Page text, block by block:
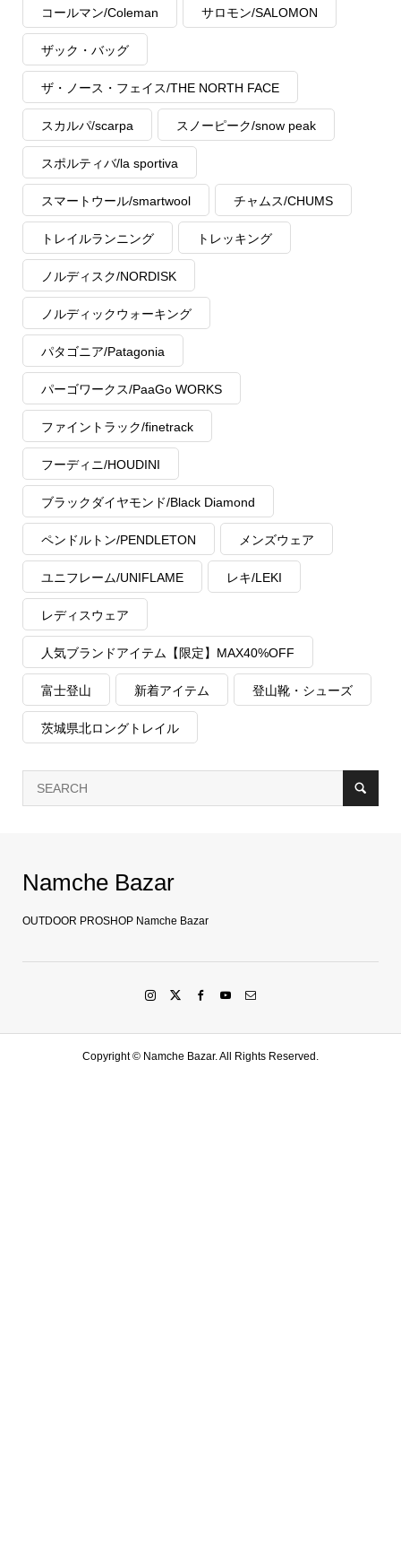
コールマン/Coleman サロモン/SALOMON
ザック・バッグ
ザ・ノース・フェイス/THE NORTH FACE
スカルパ/scarpa スノーピーク/snow peak
スポルティバ/la sportiva
スマートウール/smartwool チャムス/CHUMS
トレイルランニング トレッキング
ノルディスク/NORDISK
ノルディックウォーキング
パタゴニア/Patagonia
パーゴワークス/PaaGo WORKS
ファイントラック/finetrack
フーディニ/HOUDINI
ブラックダイヤモンド/Black Diamond
ペンドルトン/PENDLETON メンズウェア
ユニフレーム/UNIFLAME レキ/LEKI
レディスウェア
人気ブランドアイテム【限定】MAX40%OFF
富士登山 新着アイテム 登山靴・シューズ
茨城県北ロングトレイル
Namche Bazar
OUTDOOR PROSHOP Namche Bazar
Copyright © Namche Bazar. All Rights Reserved.